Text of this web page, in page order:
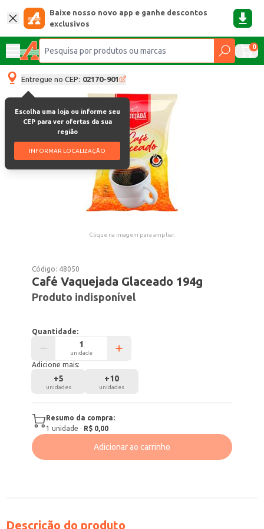
Baixe nosso novo app e ganhe descontos
exclusivos
0
Entregue no CEP: 02170-901
Escolha uma loja ou informe seu
CEP para ver ofertas da sua
região
INFORMAR LOCALIZAÇÃO
Clique na imagem para ampliar.
Código: 48050
Café Vaquejada Glaceado 194g
Produto indisponível
Quantidade:
unidade
Adicione mais:
+5
unidades
+10
unidades
Resumo da compra:
1 unidade · R$ 0,00
Adicionar ao carrinho
Descrição do produto